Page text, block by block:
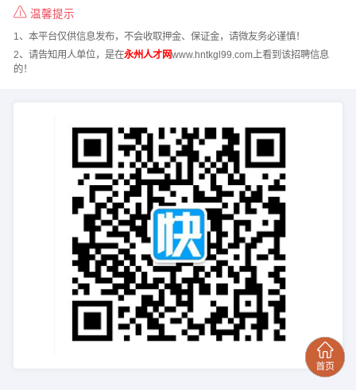
温馨提示
1、本平台仅供信息发布，不会收取押金、保证金，请微友务必谨慎！
2、请告知用人单位，是在永州人才网www.hntkgl99.com上看到该招聘信息
的！